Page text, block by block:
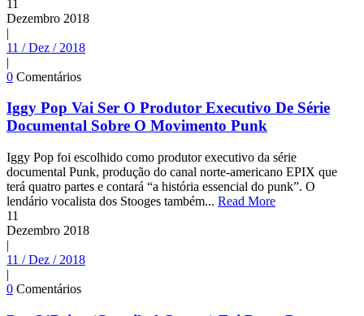
11
Dezembro 2018
|
11 / Dez / 2018
|
0 Comentários
Iggy Pop Vai Ser O Produtor Executivo De Série
Documental Sobre O Movimento Punk
Iggy Pop foi escolhido como produtor executivo da série
documental Punk, produção do canal norte-americano EPIX que
terá quatro partes e contará “a história essencial do punk”. O
lendário vocalista dos Stooges também... Read More
11
Dezembro 2018
|
11 / Dez / 2018
|
0 Comentários